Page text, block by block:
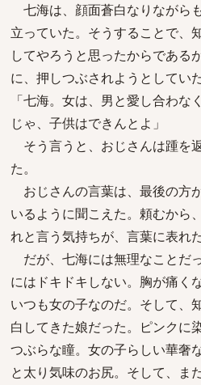
七海は、顔面蒼白なりながら
立っていた。そうすることで、
してやろうと思ったからである
に、押しつぶされようとしていた
「七海。女は、男と愛し合わ
じゃ、子供はできんとよ」
そう言うと、おじさんは踵を
た。
おじさんの言葉は、最後の方
いるように聞こえた。頼むから
れと言う気持ちが、言葉に表れ
だが、七海には無理なことだ
にはドキドキしない。胸が痛く
いつも女の子なのだ。そして、
白してきた娘だった。ピンクに
つぶらな瞳。女の子らしい華奢
と太り気味のお尻。そして、ま